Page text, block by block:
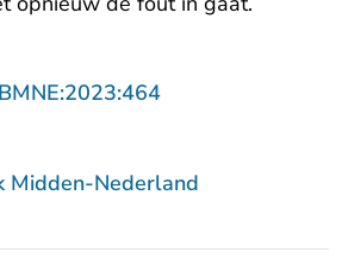
- U verlaat
Midden-Nederland